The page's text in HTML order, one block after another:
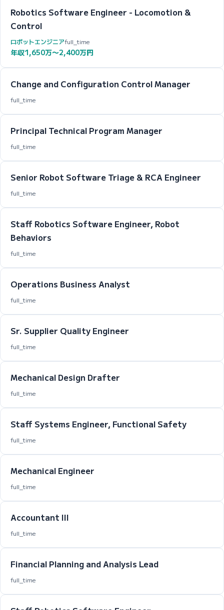
Robotics Software Engineer - Locomotion &
Control
ロボットエンジニアfull_time
年収1,650万〜2,400万円
Change and Configuration Control Manager
full_time
Principal Technical Program Manager
full_time
Senior Robot Software Triage & RCA Engineer
full_time
Staff Robotics Software Engineer, Robot
Behaviors
full_time
Operations Business Analyst
full_time
Sr. Supplier Quality Engineer
full_time
Mechanical Design Drafter
full_time
Staff Systems Engineer, Functional Safety
full_time
Mechanical Engineer
full_time
Accountant III
full_time
Financial Planning and Analysis Lead
full_time